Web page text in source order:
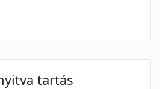
tartás